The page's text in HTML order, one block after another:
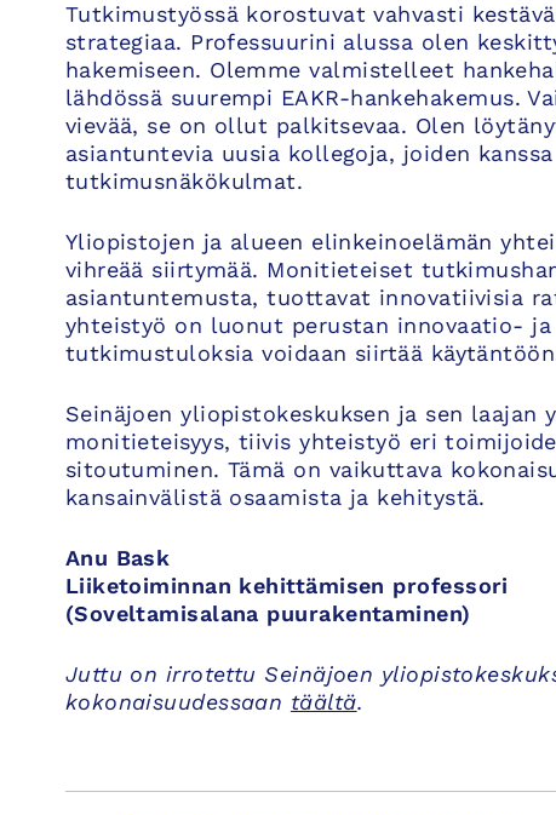
Tutkimustyössä korostuvat vahvasti
strategiaa. Professuurini alussa olen
hakemiseen. Olemme valmistelleet
lähdössä suurempi EAKR-hankehakemus.
vievää, se on ollut palkitsevaa. Olen
asiantuntevia uusia kollegoja, joiden
tutkimusnäkökulmat.
Yliopistojen ja alueen elinkeinoelämän
vihreää siirtymää. Monitieteiset
asiantuntemusta, tuottavat innovatiivisia
yhteistyö on luonut perustan innovaatio-
tutkimustuloksia voidaan siirtää
Seinäjoen yliopistokeskuksen ja sen laajan
monitieteisyys, tiivis yhteistyö eri
sitoutuminen. Tämä on vaikuttava
kansainvälistä osaamista ja kehitystä.
Anu Bask
Liiketoiminnan kehittämisen professori
(Soveltamisalana puurakentaminen)
Juttu on irrotettu Seinäjoen
kokonaisuudessaan täältä.